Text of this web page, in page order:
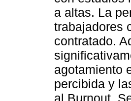
a altas. La
trabajadores
contratado.
agotamiento
percibida y
al Burnout.